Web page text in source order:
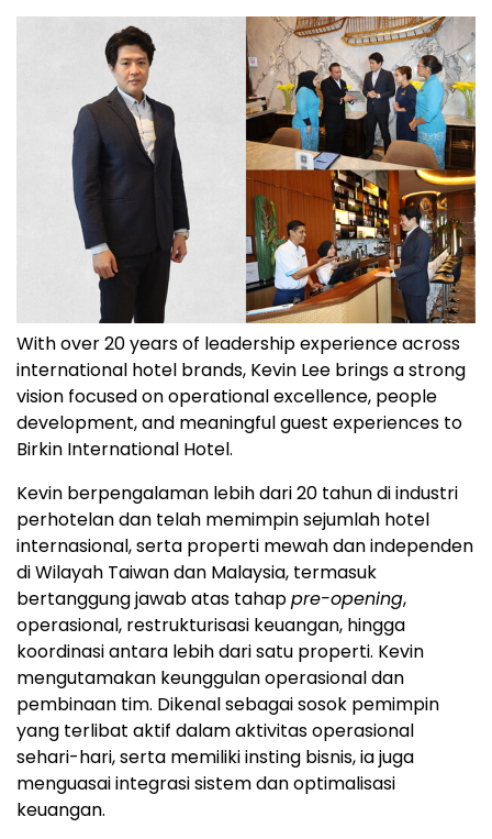
With over 20 years of leadership experience across
international hotel brands, Kevin Lee brings a strong
vision focused on operational excellence, people
development, and meaningful guest experiences to
Birkin International Hotel.
Kevin berpengalaman lebih dari 20 tahun di industri
perhotelan dan telah memimpin sejumlah hotel
internasional, serta properti mewah dan independen
di Wilayah Taiwan dan Malaysia, termasuk
bertanggung jawab atas tahappre-opening,
operasional, restrukturisasi keuangan, hingga
koordinasi antara lebih dari satu properti. Kevin
mengutamakan keunggulan operasional dan
pembinaan tim. Dikenal sebagai sosok pemimpin
yang terlibat aktif dalam aktivitas operasional
sehari-hari, serta memiliki insting bisnis, ia juga
menguasai integrasi sistem dan optimalisasi
keuangan.